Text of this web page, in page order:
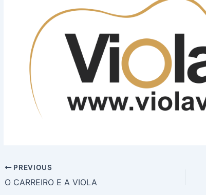
PREVIOUS
O CARREIRO E A VIOLA